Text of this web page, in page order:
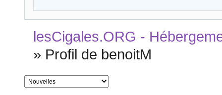
lesCigales.ORG -
» Profil de benoitM